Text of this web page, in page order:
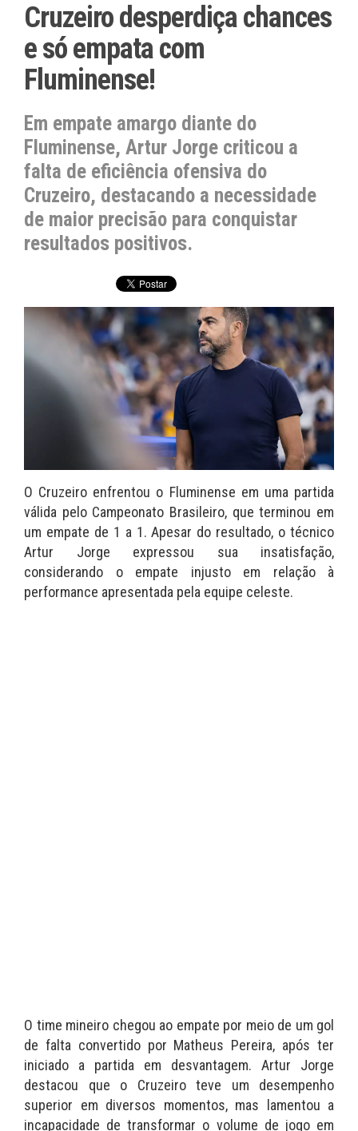
Cruzeiro desperdiça chances
e só empata com
Fluminense!
Em empate amargo diante do
Fluminense, Artur Jorge criticou a
falta de eficiência ofensiva do
Cruzeiro, destacando a necessidade
de maior precisão para conquistar
resultados positivos.
O Cruzeiro enfrentou o Fluminense em uma partida
válida pelo Campeonato Brasileiro, que terminou em
um empate de 1 a 1. Apesar do resultado, o técnico
Artur Jorge expressou sua insatisfação,
considerando o empate injusto em relação à
performance apresentada pela equipe celeste.
O time mineiro chegou ao empate por meio de um gol
de falta convertido por Matheus Pereira, após ter
iniciado a partida em desvantagem. Artur Jorge
destacou que o Cruzeiro teve um desempenho
superior em diversos momentos, mas lamentou a
incapacidade de transformar o volume de jogo em